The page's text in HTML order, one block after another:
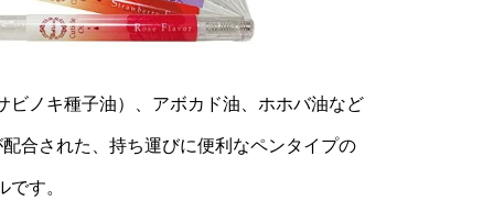
ビノキ種子油）、アボカド油、ホホバ油など
合された、持ち運びに便利なペンタイプの
です。